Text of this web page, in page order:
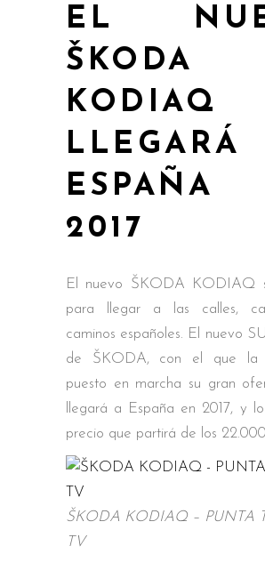
EL
ŠKODA
KODIAQ
ESPAÑA
2017
El nuevo ŠKODA KODIAQ
para llegar a las calles,
caminos españoles. El nuevo
de ŠKODA, con el que la
puesto en marcha su gran
llegará a España en 2017, y
precio que partirá de los
ŠKODA KODIAQ – PUNTA
TV